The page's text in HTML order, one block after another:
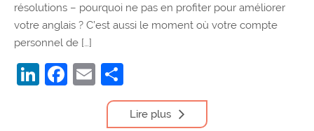
résolutions – pourquoi ne pas en profiter pour améliorer
votre anglais ? C’est aussi le moment où votre compte
personnel de […]
LinkedIn
Facebook
Email
Lire plus